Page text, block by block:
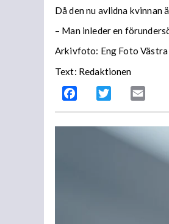
Då den nu avlidna
– Man inleder en
Arkivfoto: Eng Foto
Text: Redaktionen
Facebook Twitter